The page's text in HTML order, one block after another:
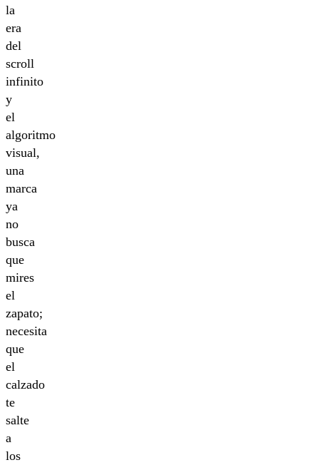
la
era
del
scroll
infinito
y
el
algoritmo
visual,
una
marca
ya
no
busca
que
mires
el
zapato;
necesita
que
el
calzado
te
salte
a
los